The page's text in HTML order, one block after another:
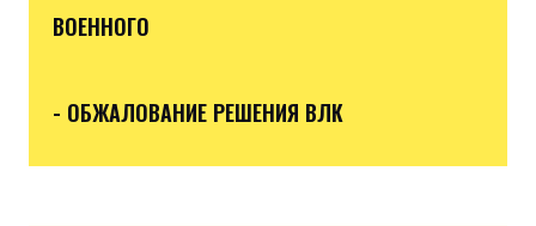
ВОЕННОГО
- ОБЖАЛОВАНИЕ РЕШЕНИЯ ВЛК